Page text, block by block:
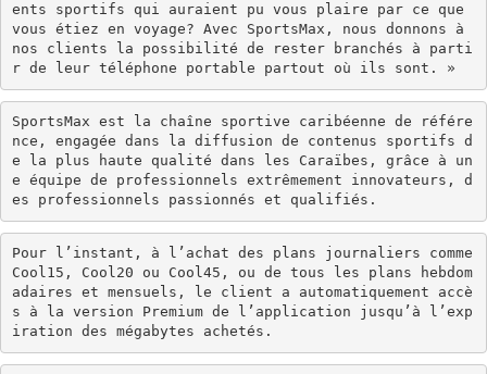
ents sportifs qui auraient pu vous plaire par ce que
vous étiez en voyage? Avec SportsMax, nous donnons à
nos clients la possibilité de rester branchés à parti
r de leur téléphone portable partout où ils sont. »
SportsMax est la chaîne sportive caribéenne de référe
nce, engagée dans la diffusion de contenus sportifs d
e la plus haute qualité dans les Caraïbes, grâce à un
e équipe de professionnels extrêmement innovateurs, d
es professionnels passionnés et qualifiés.
Pour l’instant, à l’achat des plans journaliers comme
Cool15, Cool20 ou Cool45, ou de tous les plans hebdom
adaires et mensuels, le client a automatiquement accè
s à la version Premium de l’application jusqu’à l’exp
iration des mégabytes achetés.